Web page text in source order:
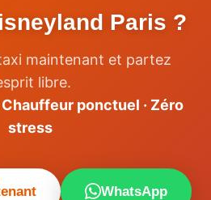
Paris ?
maintenant et partez
libre.
ponctuel · Zéro
stress
WhatsApp